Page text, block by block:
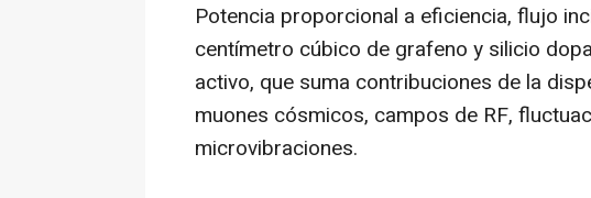
Potencia proporcional a eficiencia, flujo
centímetro cúbico de grafeno y silicio
activo, que suma contribuciones de la
muones cósmicos, campos de RF,
microvibraciones.